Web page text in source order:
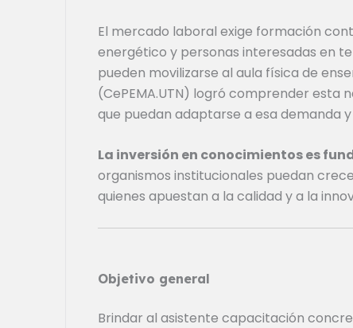
El mercado laboral exige formación
energético y personas interesadas en
pueden movilizarse al aula física de
(CePEMA.UTN) logró comprender esta
que puedan adaptarse a esa demanda
La inversión en conocimientos es
organismos institucionales puedan
quienes apuestan a la calidad y a la
Objetivo general
Brindar al asistente capacitación